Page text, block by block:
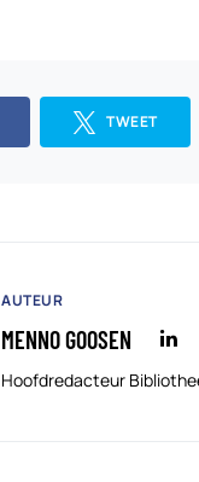
TWEET
AUTEUR
MENNO GOOSEN
Hoofdredacteur